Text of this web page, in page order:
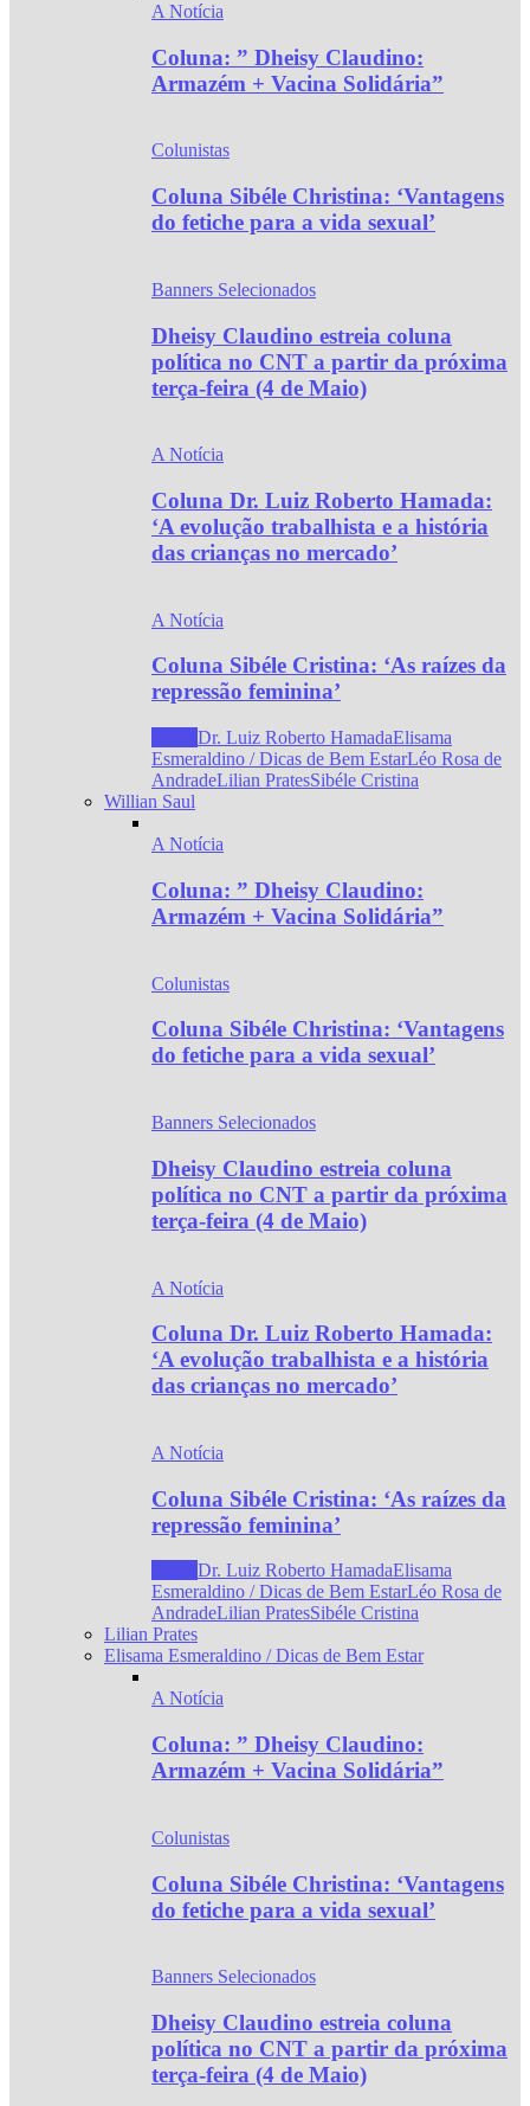
A Notícia
Coluna: ” Dheisy Claudino:
Armazém + Vacina Solidária”
Colunistas
Coluna Sibéle Christina: ‘Vantagens
do fetiche para a vida sexual’
Banners Selecionados
Dheisy Claudino estreia coluna
política no CNT a partir da próxima
terça-feira (4 de Maio)
A Notícia
Coluna Dr. Luiz Roberto Hamada:
‘A evolução trabalhista e a história
das crianças no mercado’
A Notícia
Coluna Sibéle Cristina: ‘As raízes da
repressão feminina’
Dr. Luiz Roberto HamadaElisama
Esmeraldino / Dicas de Bem EstarLéo Rosa de
AndradeLilian PratesSibéle Cristina
Willian Saul
A Notícia
Coluna: ” Dheisy Claudino:
Armazém + Vacina Solidária”
Colunistas
Coluna Sibéle Christina: ‘Vantagens
do fetiche para a vida sexual’
Banners Selecionados
Dheisy Claudino estreia coluna
política no CNT a partir da próxima
terça-feira (4 de Maio)
A Notícia
Coluna Dr. Luiz Roberto Hamada:
‘A evolução trabalhista e a história
das crianças no mercado’
A Notícia
Coluna Sibéle Cristina: ‘As raízes da
repressão feminina’
Dr. Luiz Roberto HamadaElisama
Esmeraldino / Dicas de Bem EstarLéo Rosa de
AndradeLilian PratesSibéle Cristina
Lilian Prates
Elisama Esmeraldino / Dicas de Bem Estar
A Notícia
Coluna: ” Dheisy Claudino:
Armazém + Vacina Solidária”
Colunistas
Coluna Sibéle Christina: ‘Vantagens
do fetiche para a vida sexual’
Banners Selecionados
Dheisy Claudino estreia coluna
política no CNT a partir da próxima
terça-feira (4 de Maio)